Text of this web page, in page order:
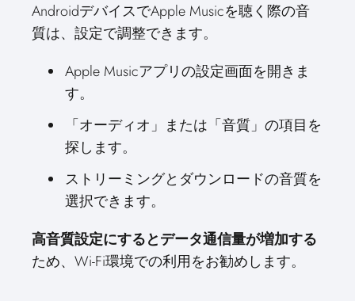
AndroidデバイスでApple Musicを聴く際の音
質は、設定で調整できます。
Apple Musicアプリの設定画面を開きま
す。
「オーディオ」または「音質」の項目を
探します。
ストリーミングとダウンロードの音質を
選択できます。
高音質設定にするとデータ通信量が増加する
ため、Wi-Fi環境での利用をお勧めします。